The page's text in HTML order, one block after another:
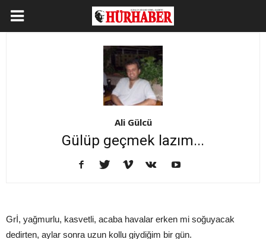
Ali Gülcü
Gülüp geçmek lazım...
Grİ, yağmurlu, kasvetli, acaba havalar erken mi soğuyacak
dedirten, aylar sonra uzun kollu giydiğim bir gün.